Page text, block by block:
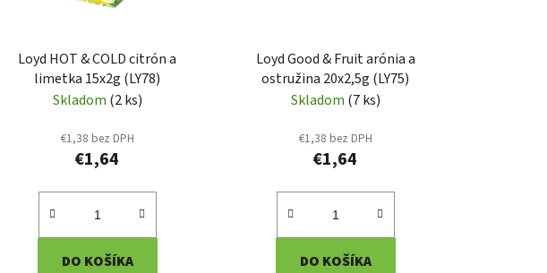
u
Loyd HOT & COLD citrón a
limetka 15x2g (LY78)
Skladom (2 ks)
€1,38 bez DPH
€1,64
DO KOŠÍKA
Loyd Good & Fruit arónia a
ostružina 20x2,5g (LY75)
Skladom (7 ks)
€1,38 bez DPH
€1,64
DO KOŠÍKA